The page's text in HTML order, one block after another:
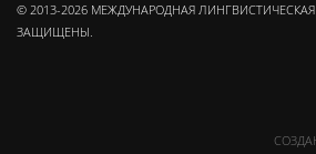
© 2013-2026 МЕЖДУНАРОДНАЯ
ЗАЩИЩЕНЫ.